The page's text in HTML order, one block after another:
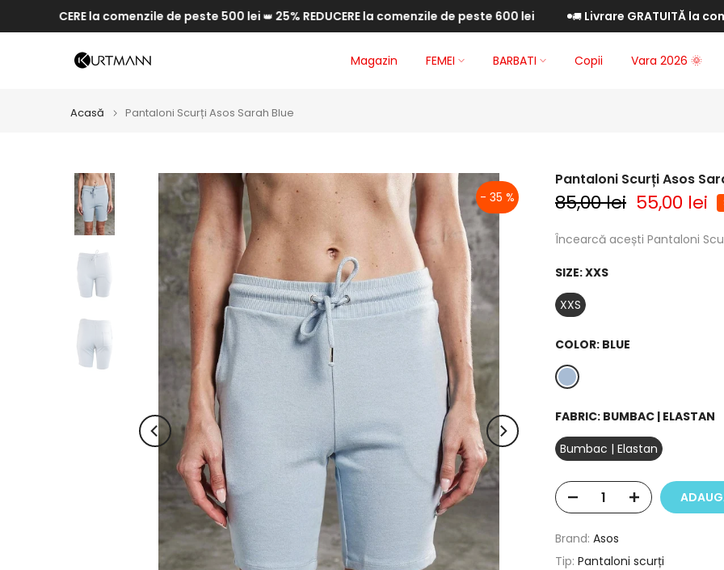
la
la comenzile de peste 500 lei👑25% REDUCERE la comenzile de peste 600 lei 🚚 Livrare GRATUITĂ la
Magazin FEMEI BARBATI Copii Vara 2026 🌞
Acasă Pantaloni Scurți Asos Sarah Blue
- 35 %
Pantaloni Scurți Asos
85,00 lei 55,00 lei
Încearcă acești Pantaloni
SIZE:XXS
XXS
COLOR: BLUE
FABRIC: BUMBAC | ELASTAN
Bumbac | Elastan
Brand: Asos
Tip: Pantaloni scurți